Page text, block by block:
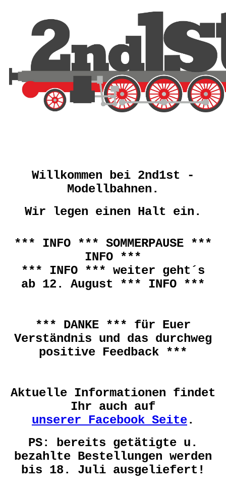
Willkommen bei 2nd1st -
Modellbahnen.
Wir legen einen Halt ein.
*** INFO *** SOMMERPAUSE ***
INFO ***
*** INFO *** weiter geht´s
ab 12. August *** INFO ***
*** DANKE *** für Euer
Verständnis und das durchweg
positive Feedback ***
Aktuelle Informationen findet
Ihr auch auf
unserer Facebook Seite.
PS: bereits getätigte u.
bezahlte Bestellungen werden
bis 18. Juli ausgeliefert!